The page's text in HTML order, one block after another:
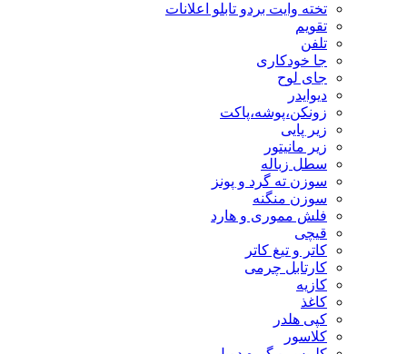
تخته وایت بردو تابلو اعلانات
تقویم
تلفن
جا خودکاری
جای لوح
دیوایدر
زونکن،پوشه،پاکت
زیر پایی
زیر مانیتور
سطل زباله
سوزن ته گرد و پونز
سوزن منگنه
فلش مموری و هارد
قیچی
کاتر و تیغ کاتر
کارتابل چرمی
کازیه
کاغذ
کپی هلدر
کلاسور